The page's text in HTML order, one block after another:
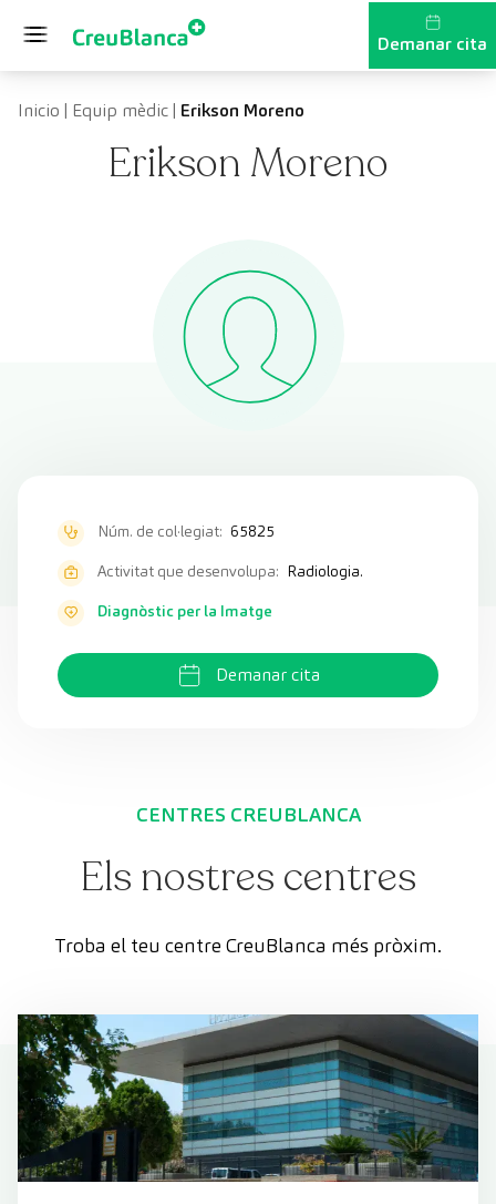
Demanar cita
Inicio | Equip mèdic| Erikson Moreno
Erikson Moreno
Núm. de col·legiat: 65825
Activitat que desenvolupa: Radiologia.
Diagnòstic per la Imatge
Demanar cita
CENTRES CREUBLANCA
Els nostres centres
Troba el teu centre CreuBlanca més pròxim.